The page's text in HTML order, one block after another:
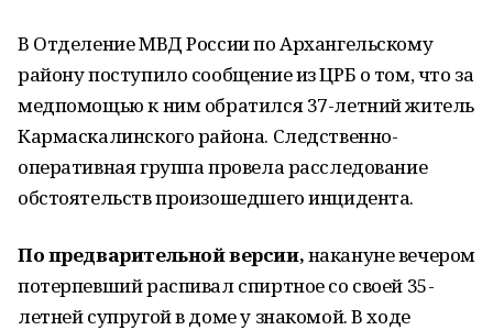
В Отделение МВД России по Архангельскому
району поступило сообщение из ЦРБ о том, что за
медпомощью к ним обратился 37-летний житель
Кармаскалинского района. Следственно-
оперативная группа провела расследование
обстоятельств произошедшего инцидента.
По предварительной версии,накануне вечером
потерпевший распивал спиртное со своей 35-
летней супругой в доме у знакомой. В ходе